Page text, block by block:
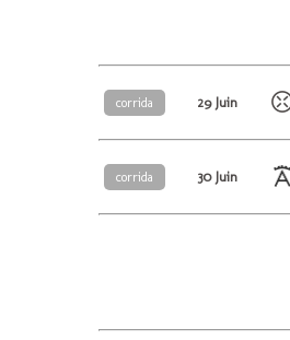
corrida 29 Juin
corrida 30 Juin